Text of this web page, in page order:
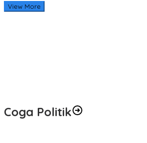
View More
Coga Politik